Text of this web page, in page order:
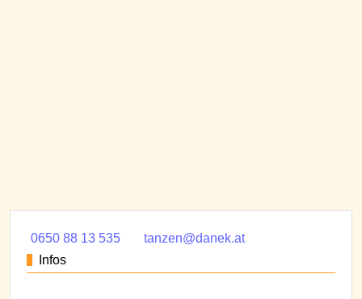
0650 88 13 535
tanzen@danek.at
Infos